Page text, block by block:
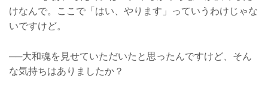
けなんで。ここで「はい、やります」っていうわけじゃな
いですけど。
──大和魂を見せていただいたと思ったんですけど、そん
な気持ちはありましたか？